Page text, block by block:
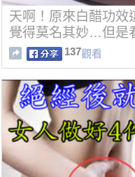
天啊！原來白醋功效
覺得莫名其妙…但是
了....
137觀看